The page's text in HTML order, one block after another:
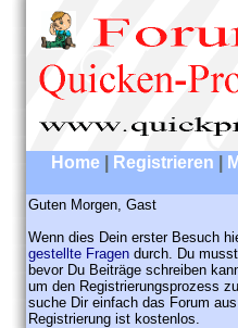
Home Registrieren
Guten Morgen, Gast
Wenn dies Dein erster Besuch
gestellte Fragen durch. Du
bevor Du Beiträge schreiben
um den Registrierungsprozess
suche Dir einfach das Forum
Registrierung ist kostenlos.